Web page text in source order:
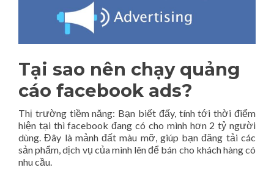
Tại sao nên chạy quảng
cáo facebook ads?
Thị trường tiềm năng: Bạn biết đấy, tính tới thời điểm
hiện tại thì facebook đang có cho mình hơn 2 tỷ người
dùng. Đây là mảnh đất màu mỡ, giúp bạn đăng tải các
sản phẩm, dịch vụ của mình lên để bán cho khách hàng có
nhu cầu.